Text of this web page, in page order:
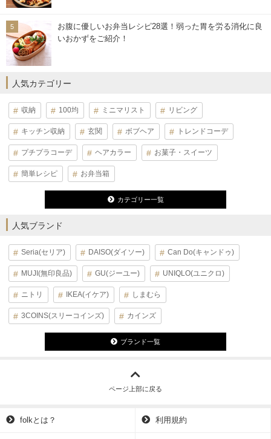
お腹に優しいお弁当レシピ28選！弱った胃を労る消化に良
いおかずをご紹介！
人気カテゴリー
収納 100均 ミニマリスト リビング
キッチン収納 玄関 ボブヘア トレンドコーデ
プチプラコーデ ヘアカラー お菓子・スイーツ
簡単レシピ お弁当箱
カテゴリー一覧
人気ブランド
Seria(セリア) DAISO(ダイソー) Can Do(キャンドゥ)
MUJI(無印良品) GU(ジーユー) UNIQLO(ユニクロ)
ニトリ IKEA(イケア) しまむら
3COINS(スリーコインズ) カインズ
ブランド一覧
ページ上部に戻る
folkとは？ 利用規約